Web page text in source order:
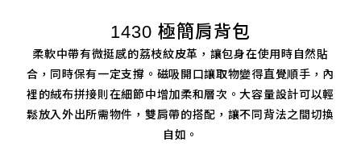
1430 極簡肩背包
柔軟中帶有微挺感的荔枝紋皮革，讓包身在使用時自然貼
合，同時保有一定支撐。磁吸開口讓取物變得直覺順手，內
裡的絨布拼接則在細節中增加柔和層次。大容量設計可以輕
鬆放入外出所需物件，雙肩帶的搭配，讓不同背法之間切換
自如。